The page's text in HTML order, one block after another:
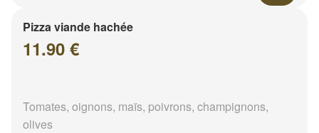
Pizza viande hachée
11.90 €
Tomates, oignons, maïs, poivrons, champignons,
olives